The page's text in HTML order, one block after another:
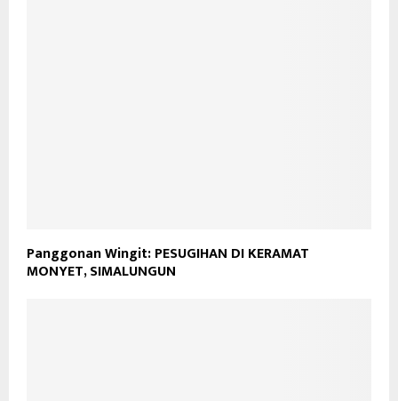
Panggonan Wingit: PESUGIHAN DI KERAMAT
MONYET, SIMALUNGUN